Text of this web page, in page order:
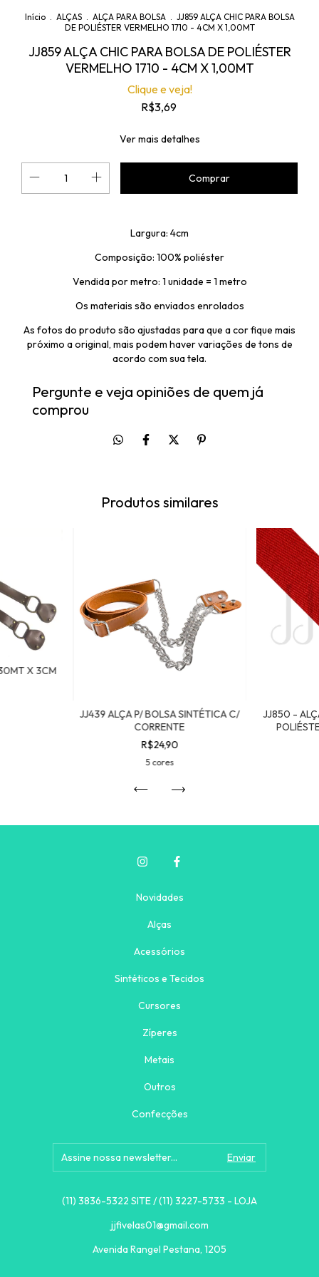
Início ALÇAS ALÇA PARA BOLSA
JJ859 ALÇA CHIC PARA BOLSA
DE POLIÉSTER VERMELHO 1710 - 4CM X 1,00MT
JJ859 ALÇA CHIC PARA BOLSA DE POLIÉSTER
VERMELHO 1710 - 4CM X 1,00MT
Clique e veja!
R$3,69
Ver mais detalhes
Largura: 4cm
Composição: 100% poliéster
Vendida por metro: 1 unidade = 1 metro
Os materiais são enviados enrolados
As fotos do produto são ajustadas para que a cor fique mais
próximo a original, mais podem haver variações de tons de
acordo com sua tela.
Pergunte e veja opiniões de quem já
comprou
Produtos similares
X 3CM
JJ439 ALÇA P/ BOLSA SINTÉTICA C/
CORRENTE
R$24,90
5 cores
JJ850 -
Novidades
Alças
Acessórios
Sintéticos e Tecidos
Cursores
Zíperes
Metais
Outros
Confecções
(11) 3836-5322 SITE / (11) 3227-5733 - LOJA
jjfivelas01@gmail.com
Avenida Rangel Pestana, 1205